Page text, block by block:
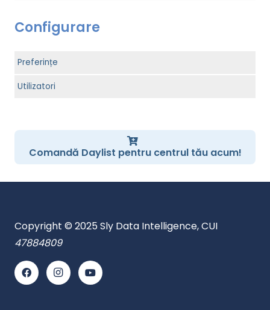
Configurare
Preferințe
Utilizatori
Comandă Daylist pentru centrul tău acum!
Copyright © 2025 Sly Data Intelligence, CUI
47884809